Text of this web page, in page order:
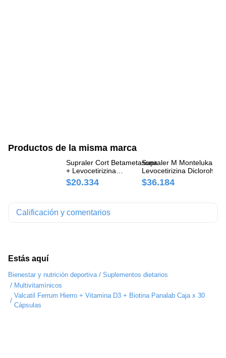
Estás aquí
Bienestar y nutrición deportiva / Suplementos dietarios
/ Multivitamínicos
/
Valcatil Ferrum Hierro + Vitamina D3 + Biotina Panalab Caja x 30
Cápsulas
Productos de la misma marca
Supraler Cort Betametasona
+ Levocetirizina
Diclorohidrato 0.6mg/5mg
Panalab Caja x 10
$20.334
Supraler M Montelukast +
Levocetirizina
10mg/5mg Panalab Caja
Comprimidos
$36.184
Calificación y comentarios